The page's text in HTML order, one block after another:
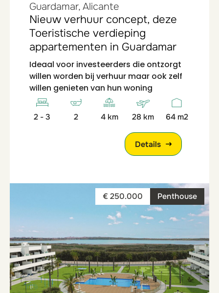
Guardamar, Alicante
Nieuw verhuur concept, deze
Toeristische verdieping
appartementen in Guardamar
Ideaal voor investeerders die ontzorgt
willen worden bij verhuur maar ook zelf
willen genieten van hun woning
2 - 3 2 4 km 28 km 64 m2
Details
Penthouse
€ 250.000